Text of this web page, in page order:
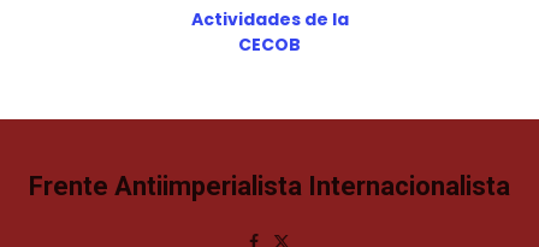
Actividades de la
CECOB
Frente Antiimperialista Internacionalista